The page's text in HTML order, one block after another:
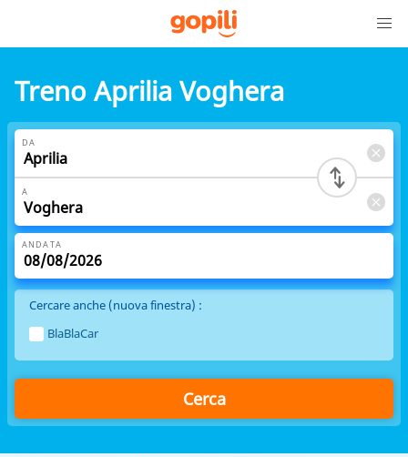
Treno Aprilia Voghera
DA
A
ANDATA
Cercare anche (nuova finestra) :
BlaBlaCar
Cerca